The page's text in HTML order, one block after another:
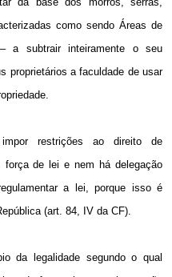
como sendo Áreas de
a subtrair inteiramente o seu
proprietários a faculdade de usar
restrições ao direito de
força de lei e nem há delegação
a lei, porque isso é
(art. 84, IV da CF).
da legalidade segundo o qual